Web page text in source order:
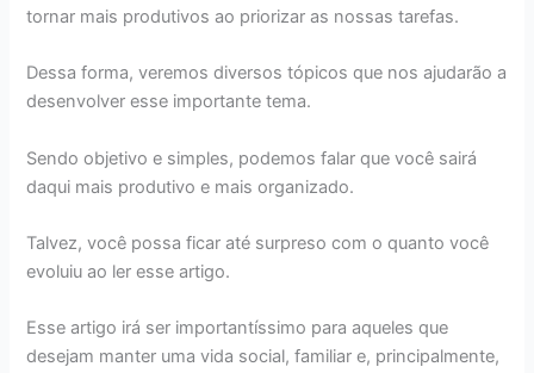
tornar mais produtivos ao priorizar as nossas tarefas.
Dessa forma, veremos diversos tópicos que nos ajudarão a
desenvolver esse importante tema.
Sendo objetivo e simples, podemos falar que você sairá
daqui mais produtivo e mais organizado.
Talvez, você possa ficar até surpreso com o quanto você
evoluiu ao ler esse artigo.
Esse artigo irá ser importantíssimo para aqueles que
desejam manter uma vida social, familiar e, principalmente,